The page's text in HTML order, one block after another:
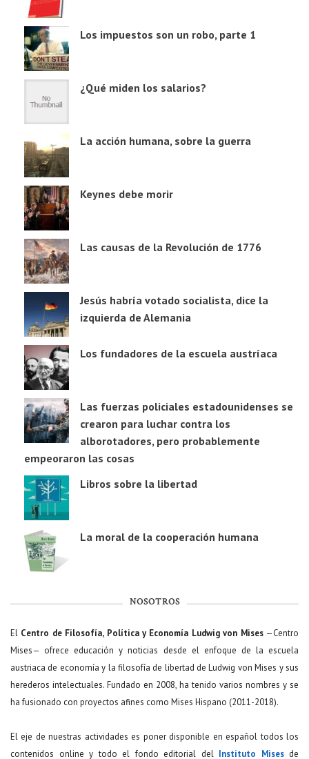
Los impuestos son un robo, parte 1
¿Qué miden los salarios?
La acción humana, sobre la guerra
Keynes debe morir
Las causas de la Revolución de 1776
Jesús habría votado socialista, dice la
izquierda de Alemania
Los fundadores de la escuela austríaca
Las fuerzas policiales estadounidenses se
crearon para luchar contra los
alborotadores, pero probablemente
empeoraron las cosas
Libros sobre la libertad
La moral de la cooperación humana
NOSOTROS
El Centro de Filosofía, Política y Economía Ludwig von Mises—Centro
Mises— ofrece educación y noticias desde el enfoque de la escuela
austriaca de economía y la filosofía de libertad de Ludwig von Mises y sus
herederos intelectuales. Fundado en 2008, ha tenido varios nombres y se
ha fusionado con proyectos afines como Mises Hispano (2011-2018).
El eje de nuestras actividades es poner disponible en español todos los
contenidos online y todo el fondo editorial del Instituto Misesde